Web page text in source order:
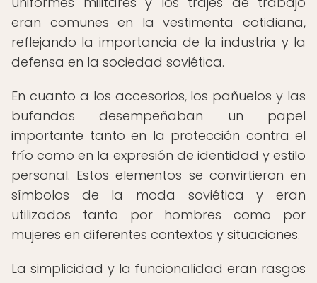
eran comunes en la vestimenta cotidiana,
reflejando la importancia de la industria y la
defensa en la sociedad soviética.
En cuanto a los accesorios, los pañuelos y las
bufandas desempeñaban un papel
importante tanto en la protección contra el
frío como en la expresión de identidad y estilo
personal. Estos elementos se convirtieron en
símbolos de la moda soviética y eran
utilizados tanto por hombres como por
mujeres en diferentes contextos y situaciones.
La simplicidad y la funcionalidad eran rasgos